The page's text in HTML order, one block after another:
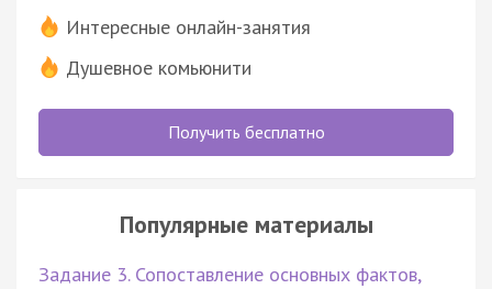
Интересные онлайн-занятия
Душевное комьюнити
Получить бесплатно
Популярные материалы
Задание 3. Сопоставление основных фактов,